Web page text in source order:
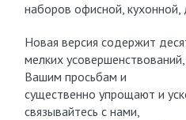
наборов офисной, кухонной,
Новая версия содержит
мелких
Вашим просьбам и
существенно упрощают и
связывайтесь с нами,